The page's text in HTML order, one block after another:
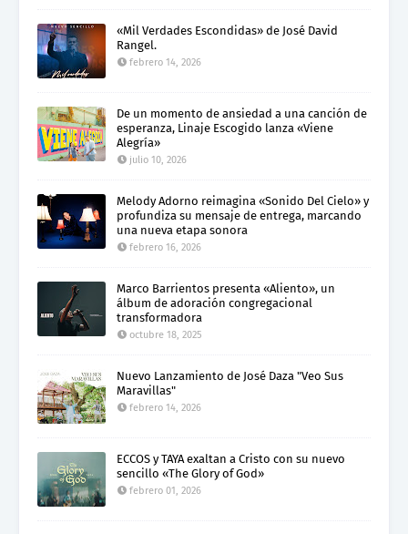
«Mil Verdades Escondidas» de José David
Rangel.
febrero 14, 2026
De un momento de ansiedad a una canción de
esperanza, Linaje Escogido lanza «Viene
Alegría»
julio 10, 2026
Melody Adorno reimagina «Sonido Del Cielo» y
profundiza su mensaje de entrega, marcando
una nueva etapa sonora
febrero 16, 2026
Marco Barrientos presenta «Aliento», un
álbum de adoración congregacional
transformadora
octubre 18, 2025
Nuevo Lanzamiento de José Daza "Veo Sus
Maravillas"
febrero 14, 2026
ECCOS y TAYA exaltan a Cristo con su nuevo
sencillo «The Glory of God»
febrero 01, 2026